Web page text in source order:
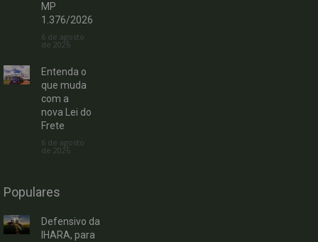
MP
1.376/2026
6 de agosto
de 2026
Entenda o
que muda
com a
nova Lei do
Frete
6 de agosto
de 2026
Populares
Defensivo da
IHARA, para